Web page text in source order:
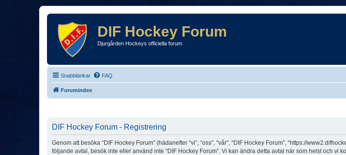
DIF Hockey Forum
Djurgården Hockeys officiella forum
Snabblänkar FAQ
Forumindex
DIF Hockey Forum - Registrering
Genom att besöka “DIF Hockey Forum” (hädanefter “vi”, “oss”, “vår”, “DIF Hockey Forum”, “https://
följande avtal, besök inte eller använd inte “DIF Hockey Forum”. Vi kan ändra detta avtal när som helst och